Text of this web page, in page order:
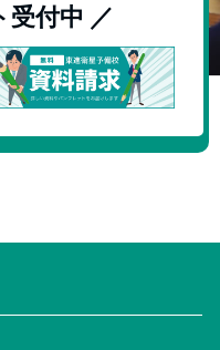
受付中 ／